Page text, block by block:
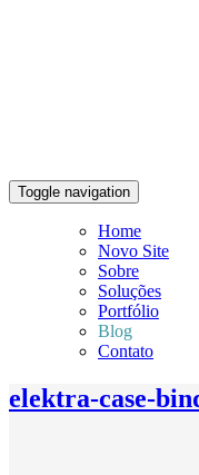
Toggle navigation
Home
Novo Site
Sobre
Soluções
Portfólio
Blog
Contato
elektra-case-